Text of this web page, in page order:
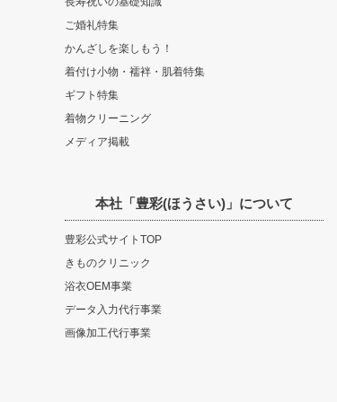
ご婚礼特集
かんざしを楽しもう！
着付け小物・襦袢・肌着特集
ギフト特集
着物クリーニング
メディア掲載
本社「豊彩(ほうさい)」について
豊彩公式サイトTOP
きものクリニック
浴衣OEM事業
データ入力代行事業
画像加工代行事業